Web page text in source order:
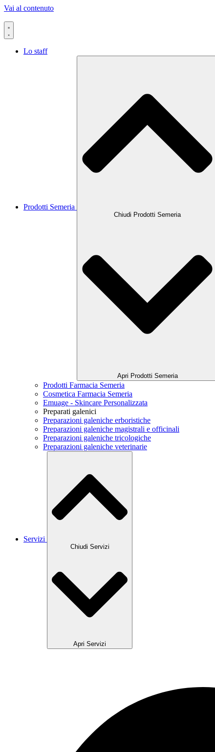
Vai al contenuto
Lo staff
Prodotti Semeria
Chiudi Prodotti Semeria
Apri Prodotti Semeria
Prodotti Farmacia Semeria
Cosmetica Farmacia Semeria
Emuage - Skincare Personalizzata
Preparati galenici
Preparazioni galeniche erboristiche
Preparazioni galeniche magistrali e officinali
Preparazioni galeniche tricologiche
Preparazioni galeniche veterinarie
Servizi
Chiudi Servizi
Apri Servizi